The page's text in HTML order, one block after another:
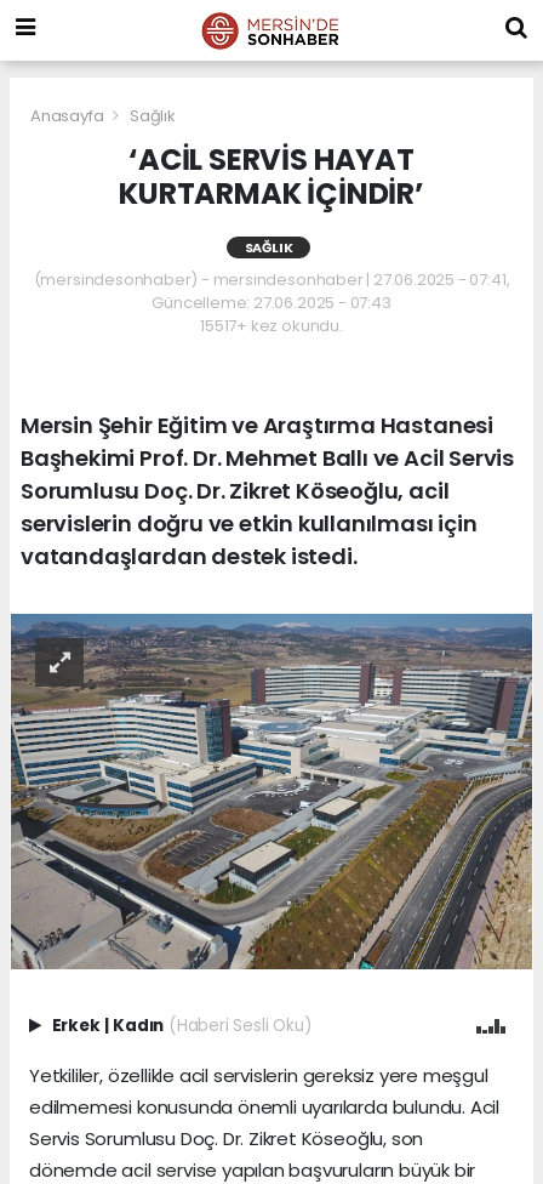
Anasayfa Sağlık
‘ACİL SERVİS HAYAT
KURTARMAK İÇİNDİR’
SAĞLIK
(mersindesonhaber) - mersindesonhaber | 27.06.2025 - 07:41,
Güncelleme: 27.06.2025 - 07:43
15517+ kez okundu.
Mersin Şehir Eğitim ve Araştırma Hastanesi
Başhekimi Prof. Dr. Mehmet Ballı ve Acil Servis
Sorumlusu Doç. Dr. Zikret Köseoğlu, acil
servislerin doğru ve etkin kullanılması için
vatandaşlardan destek istedi.
Erkek | Kadın (Haberi Sesli Oku)
Yetkililer, özellikle acil servislerin gereksiz yere meşgul
edilmemesi konusunda önemli uyarılarda bulundu. Acil
Servis Sorumlusu Doç. Dr. Zikret Köseoğlu, son
dönemde acil servise yapılan başvuruların büyük bir